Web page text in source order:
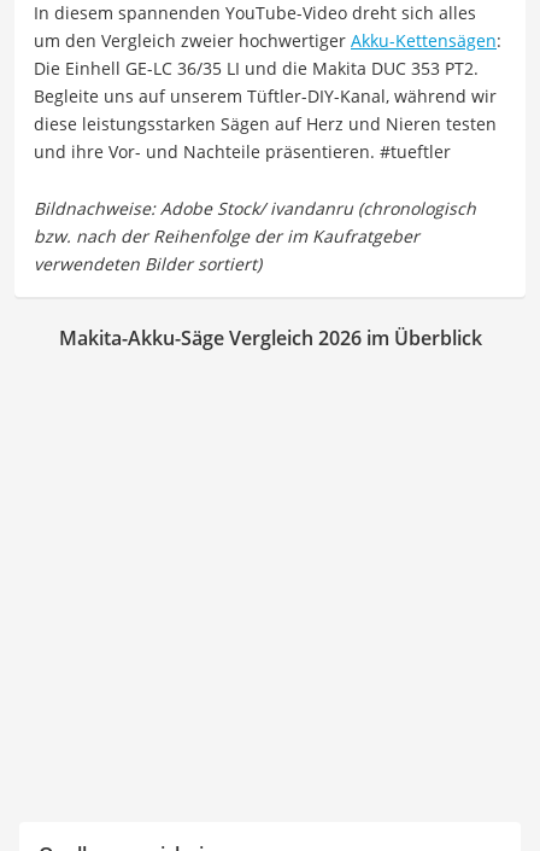
In diesem spannenden YouTube-Video dreht sich alles
um den Vergleich zweier hochwertiger Akku-Kettensägen:
Die Einhell GE-LC 36/35 LI und die Makita DUC 353 PT2.
Begleite uns auf unserem Tüftler-DIY-Kanal, während wir
diese leistungsstarken Sägen auf Herz und Nieren testen
und ihre Vor- und Nachteile präsentieren. #tueftler
Makita-Akku-Säge Vergleich 2026 im Überblick